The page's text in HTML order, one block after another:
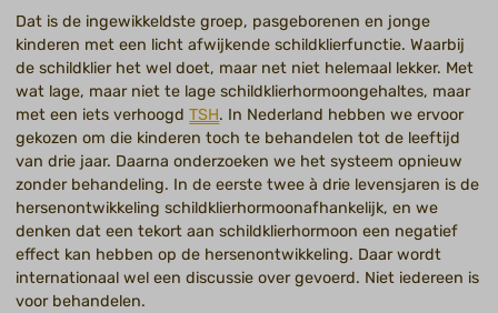
Dat is de ingewikkeldste groep, pasgeborenen en jonge
kinderen met een licht afwijkende schildklierfunctie. Waarbij
de schildklier het wel doet, maar net niet helemaal lekker. Met
wat lage, maar niet te lage schildklierhormoongehaltes, maar
met een iets verhoogdTSH. In Nederland hebben we ervoor
gekozen om die kinderen toch te behandelen tot de leeftijd
van drie jaar. Daarna onderzoeken we het systeem opnieuw
zonder behandeling. In de eerste twee à drie levensjaren is de
hersenontwikkeling schildklierhormoonafhankelijk, en we
denken dat een tekort aan schildklierhormoon een negatief
effect kan hebben op de hersenontwikkeling. Daar wordt
internationaal wel een discussie over gevoerd. Niet iedereen is
voor behandelen.